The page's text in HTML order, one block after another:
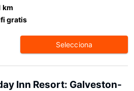
km
gratis
Selecciona
Inn Resort: Galveston-